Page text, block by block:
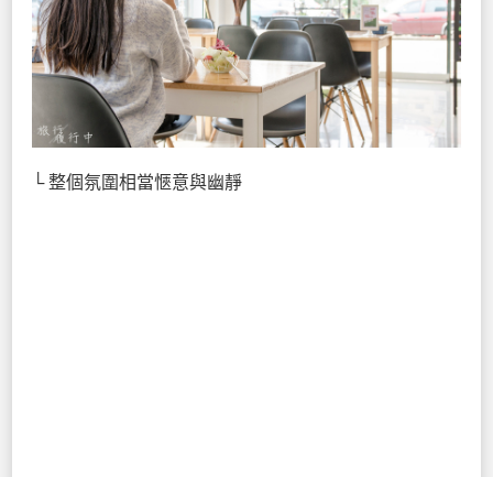
└ 整個氛圍相當愜意與幽靜